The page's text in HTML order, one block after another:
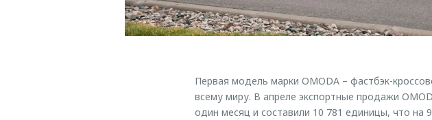
Первая модель марки OMODA – фастбэк-
всему миру. В апреле экспортные продажи
один месяц и составили 10 781 единицы, что